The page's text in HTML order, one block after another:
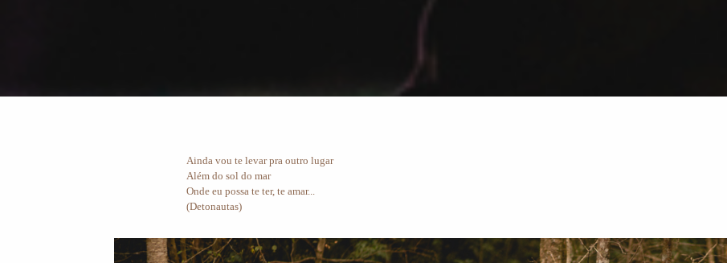
Ainda vou te levar pra outro lugar
Além do sol do mar
Onde eu possa te ter, te amar...
(Detonautas)